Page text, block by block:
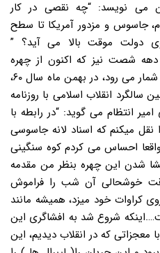
می نویسد: “چه نقصی در کار
جاسوس و مزدور آمریکا تا سطح
دولت موقت بالا می آید؟ ”
شصت نیز که اکنون از چهره
های محبوب جریان دوم خرداد به شمار می رود، در بهمن ماه سال ۶۰،
انقلاب اسلامی با روزنامه
انتظام می گوید: “در رابطه با
نقل میکنم که اسناد لانه جاسوسی
واقعا احساس می کردم کوه سنگینی
شدن این چهره بنظر من مقدمه
خوشحالی آن شب را فراموش
کراوات خود میزد، همیشه مانند
شروع شد به افشاگری این
معجزاتی که در انقلاب دیدیم، این